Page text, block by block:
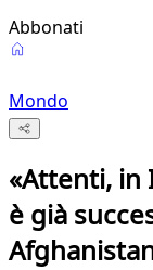
Abbonati
Mondo
«Attenti, in
è già